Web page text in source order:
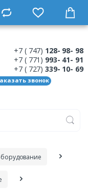
( 747) 128- 98- 98
( 771) 993- 41- 91
( 727) 339- 10- 69
звонок